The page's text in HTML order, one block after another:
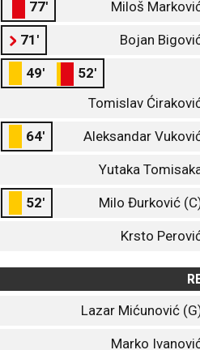
77' Miloš
71' Bojan
49'
52'
Tomislav
64' Aleksandar
Yutaka
52' Milo Đurković
Krsto
Lazar Mićunović
Marko